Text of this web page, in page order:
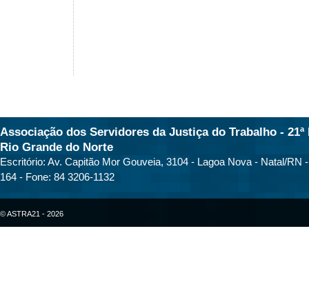
Associação dos Servidores da Justiça do Trabalho - 21ª
Rio Grande do Norte
Escritório: Av. Capitão Mor Gouveia, 3104 - Lagoa Nova - Natal/RN
164 - Fone: 84 3206-1132
© ASTRA21 - 2026